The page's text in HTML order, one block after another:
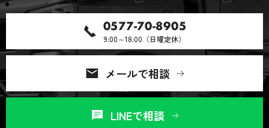
0577-70-8905
9:00～18:00（日曜定休）
メールで相談
LINEで相談